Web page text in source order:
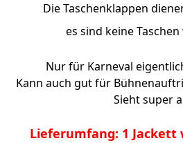
Die Taschenklappen
es sind keine
Nur für Karneval
Kann auch gut für
Sieht super
Lieferumfang: 1 Jackett